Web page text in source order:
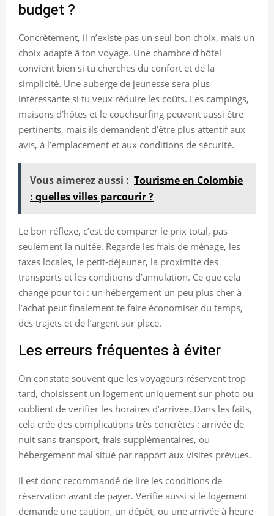
budget ?
Concrètement, il n’existe pas un seul bon choix, mais un
choix adapté à ton voyage. Une chambre d’hôtel
convient bien si tu cherches du confort et de la
simplicité. Une auberge de jeunesse sera plus
intéressante si tu veux réduire les coûts. Les campings,
maisons d’hôtes et le couchsurfing peuvent aussi être
pertinents, mais ils demandent d’être plus attentif aux
avis, à l’emplacement et aux conditions de sécurité.
Vous aimerez aussi : Tourisme en Colombie
: quelles villes parcourir ?
Le bon réflexe, c’est de comparer le prix total, pas
seulement la nuitée. Regarde les frais de ménage, les
taxes locales, le petit-déjeuner, la proximité des
transports et les conditions d’annulation. Ce que cela
change pour toi : un hébergement un peu plus cher à
l’achat peut finalement te faire économiser du temps,
des trajets et de l’argent sur place.
Les erreurs fréquentes à éviter
On constate souvent que les voyageurs réservent trop
tard, choisissent un logement uniquement sur photo ou
oublient de vérifier les horaires d’arrivée. Dans les faits,
cela crée des complications très concrètes : arrivée de
nuit sans transport, frais supplémentaires, ou
hébergement mal situé par rapport aux visites prévues.
Il est donc recommandé de lire les conditions de
réservation avant de payer. Vérifie aussi si le logement
demande une caution, un dépôt, ou une arrivée à heure